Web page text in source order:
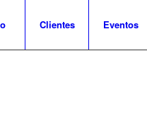
Clientes Eventos